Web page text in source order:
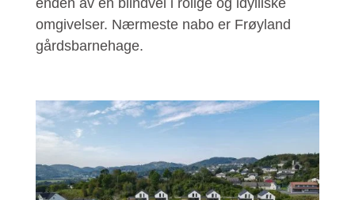
omgivelser. Nærmeste nabo er Frøyland
gårdsbarnehage.